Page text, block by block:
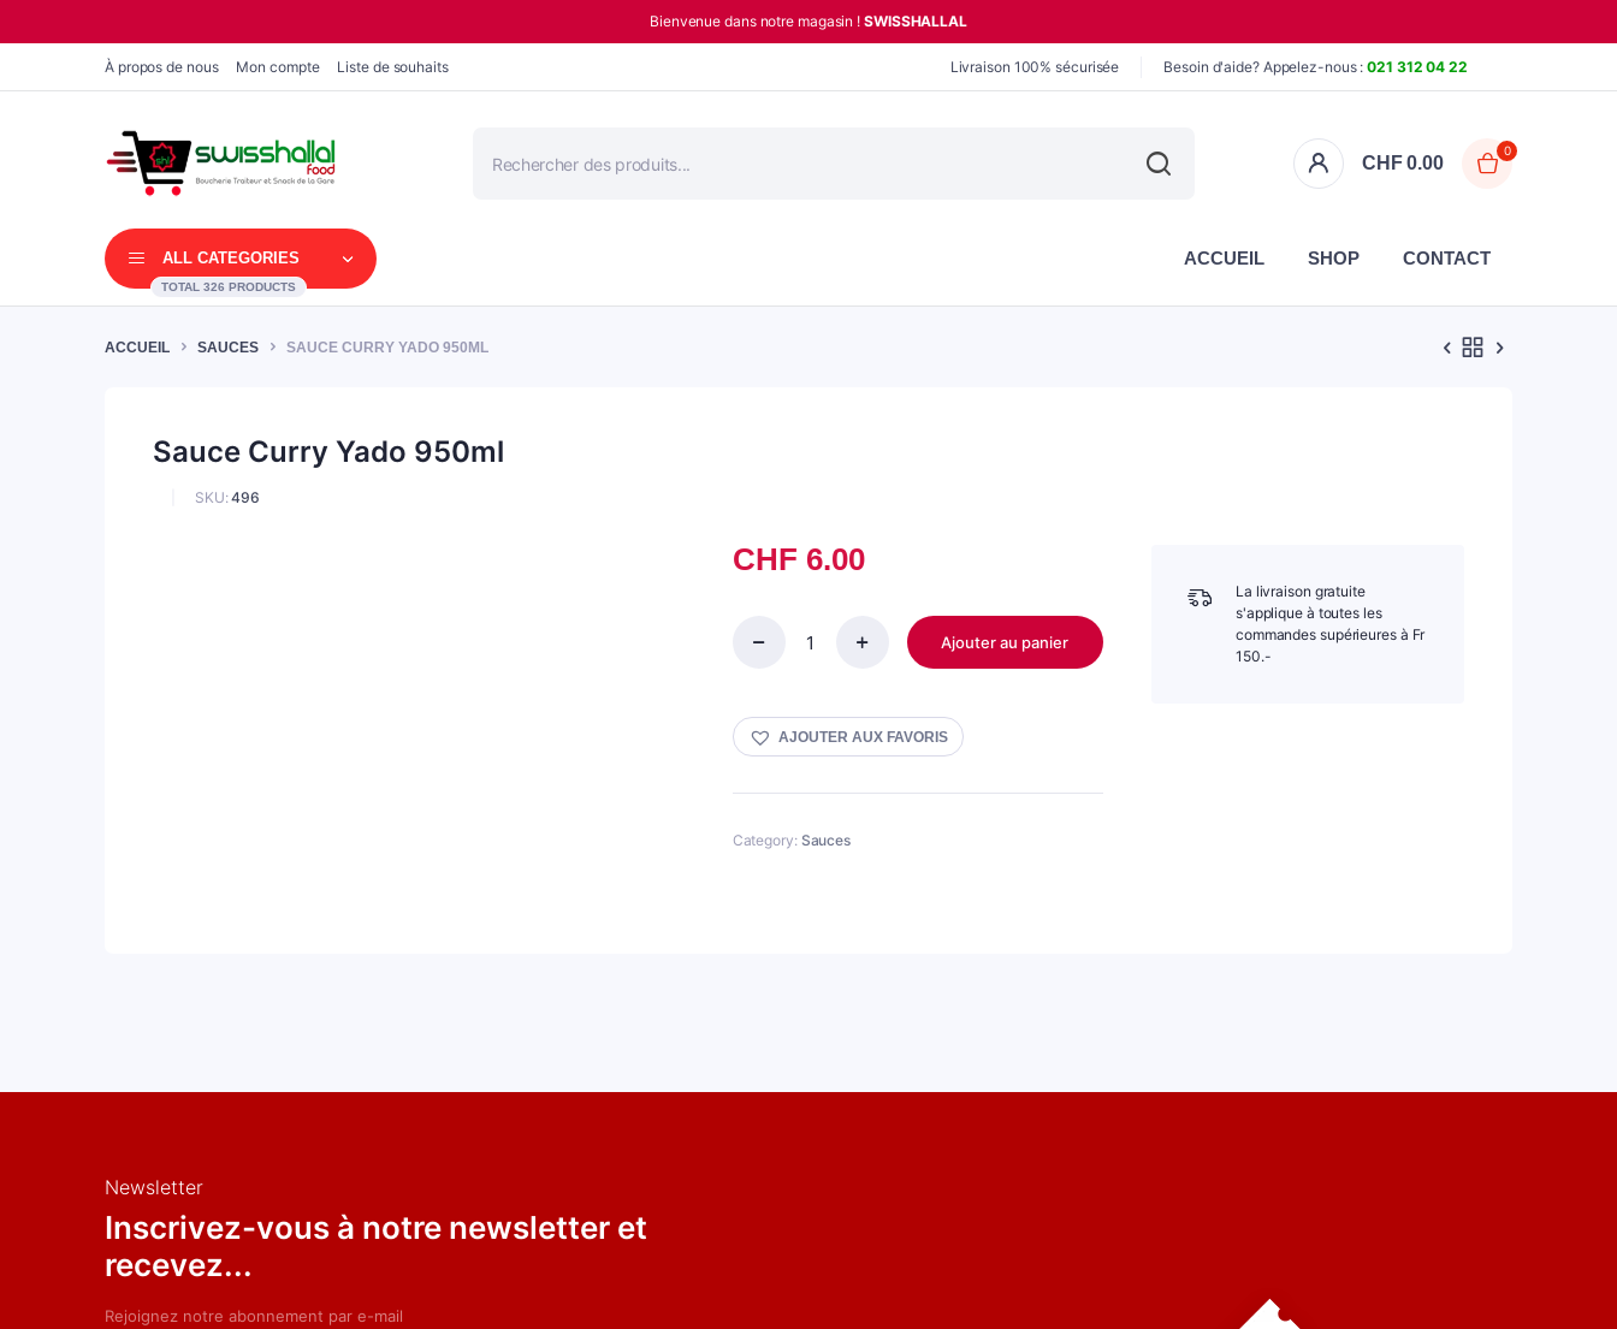
Bienvenue dans notre magasin ! SWISSHALLAL
À propos de nous Mon compte Liste de souhaits Livraison 100% sécurisée Besoin d'aide? Appelez-nous :021 312 04 22
produits
CHF0.00
0
ALL CATEGORIES
TOTAL 326 PRODUCTS
ACCUEIL SHOP CONTACT
ACCUEIL SAUCES SAUCE CURRY YADO 950ML
Sauce Curry Yado 950ml
SKU:496
CHF 6.00
950ml
quantity
Ajouter au panier
AJOUTER AUX FAVORIS
Category: Sauces
La livraison gratuite
s'applique à toutes les
commandes supérieures à Fr
150.-
Newsletter
Inscrivez-vous à notre newsletter et
recevez...
Rejoignez notre abonnement par e-mail